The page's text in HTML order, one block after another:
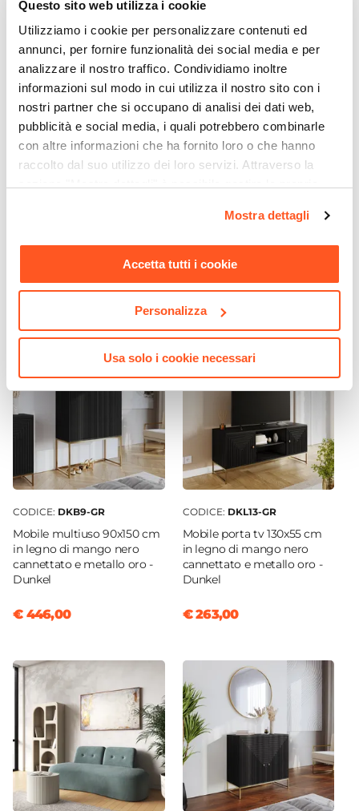
Questo sito web utilizza i cookie
Utilizziamo i cookie per personalizzare contenuti ed
annunci, per fornire funzionalità dei social media e per
analizzare il nostro traffico. Condividiamo inoltre
informazioni sul modo in cui utilizza il nostro sito con i
nostri partner che si occupano di analisi dei dati web,
pubblicità e social media, i quali potrebbero combinarle
con altre informazioni che ha fornito loro o che hanno
raccolto dal suo utilizzo dei loro servizi. Attraverso la
momento. Per maggiori informazioni si invita a leggere la
Mostra dettagli
Accetta tutti i cookie
Personalizza
Usa solo i cookie necessari
€ 80,00
Sedia in velluto verde scuro
finitura oro - Zilla
€ 47,99
CODICE: DKB9-GR
Mobile multiuso 90x150 cm
in legno di mango nero
cannettato e metallo oro -
Dunkel
€ 446,00
CODICE: DKL13-GR
Mobile porta tv 130x55 cm
in legno di mango nero
cannettato e metallo oro -
Dunkel
€ 263,00